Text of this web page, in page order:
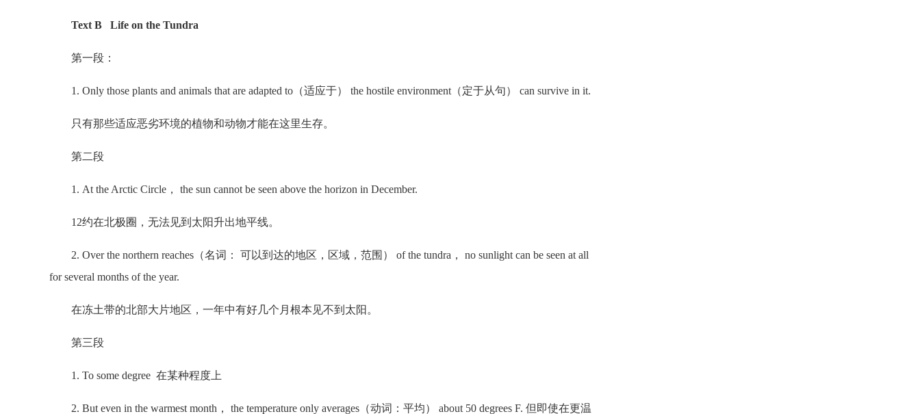
Text B Life on the Tundra
第一段：
1. Only those plants and animals that are adapted to（适应于） the hostile environment（定于从句） can survive in it.
只有那些适应恶劣环境的植物和动物才能在这里生存。
第二段
1. At the Arctic Circle， the sun cannot be seen above the horizon in December.
12约在北极圈，无法见到太阳升出地平线。
2. Over the northern reaches（名词： 可以到达的地区，区域，范围） of the tundra， no sunlight can be seen at all
for several months of the year.
在冻土带的北部大片地区，一年中有好几个月根本见不到太阳。
第三段
1. To some degree 在某种程度上
2. But even in the warmest month， the temperature only averages（动词：平均） about 50 degrees F. 但即使在更温